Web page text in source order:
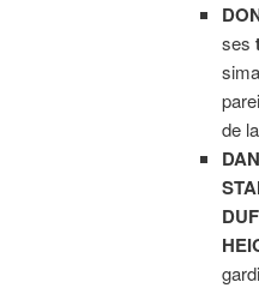
ses
de la